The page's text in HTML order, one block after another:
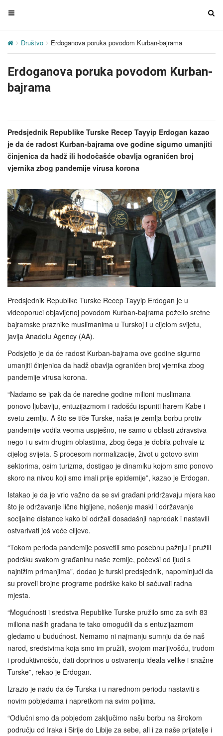
T
g
e
n
g
a
t
i
n
T
e
g
a
n
Društvo Erdoganova poruka povodom Kurban-bajrama
Erdoganova poruka povodom Kurban-
bajrama
Predsjednik Republike Turske Recep Tayyip Erdogan kazao
je da će radost Kurban-bajrama ove godine sigurno umanjiti
činjenica da hadž ili hodočašće obavlja ograničen broj
vjernika zbog pandemije virusa korona
Predsjednik Republike Turske Recep Tayyip Erdogan je u
videoporuci objavljenoj povodom Kurban-bajrama poželio sretne
bajramske praznike muslimanima u Turskoj i u cijelom svijetu,
javlja Anadolu Agency (AA).
Podsjetio je da će radost Kurban-bajrama ove godine sigurno
umanjiti činjenica da hadž obavlja ograničen broj vjernika zbog
pandemije virusa korona.
“Nadamo se ipak da će naredne godine milioni muslimana
ponovo ljubavlju, entuzijazmom i radošću ispuniti harem Kabe i
svetu zemlju. A što se tiče Turske, naša je zemlja borbu protiv
pandemije vodila veoma uspješno, ne samo u oblasti zdravstva
nego i u svim drugim oblastima, zbog čega je dobila pohvale iz
cijelog svijeta. S procesom normalizacije, život u gotovo svim
sektorima, osim turizma, dostigao je dinamiku kojom smo ponovo
skoro na nivou koji smo imali prije epidemije”, kazao je Erdogan.
Istakao je da je vrlo važno da se svi građani pridržavaju mjera kao
što je održavanje lične higijene, nošenje maski i održavanje
socijalne distance kako bi održali dosadašnji napredak i nastavili
ostvarivati još veće ciljeve.
“Tokom perioda pandemije posvetili smo posebnu pažnju i pružili
podršku svakom građaninu naše zemlje, počevši od ljudi s
najnižim primanjima”, dodao je turski predsjednik, napominjući da
su proveli brojne programe podrške kako bi sačuvali radna
mjesta.
“Mogućnosti i sredstva Republike Turske pružilo smo za svih 83
miliona naših građana te tako omogućili da s entuzijazmom
gledamo u budućnost. Nemamo ni najmanju sumnju da će naš
narod, sredstvima koja smo im pružili, svojom marljivošću, trudom
i produktivnošću, dati doprinos u ostvarenju ideala velike i snažne
Turske”, rekao je Erdogan.
Izrazio je nadu da će Turska i u narednom periodu nastaviti s
novim pobjedama i napretkom na svim poljima.
“Odlučni smo da pobjedom zaključimo našu borbu na širokom
području od Iraka i Sirije do Libije za sebe, ali i za naše prijatelje i